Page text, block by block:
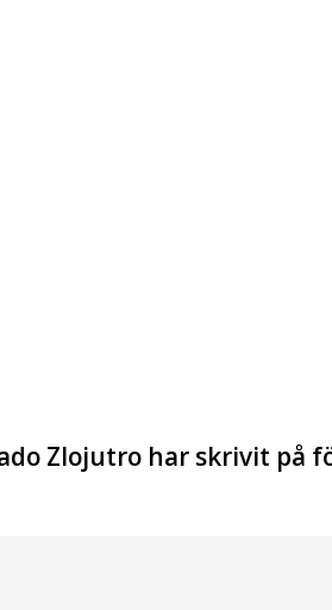
Zlojutro har skrivit på